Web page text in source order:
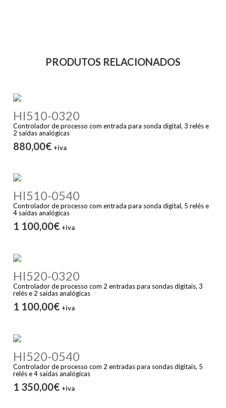
PRODUTOS RELACIONADOS
HI510-0320
Controlador de processo com entrada para sonda digital, 3 relés e
2 saídas analógicas
880,00€ +iva
HI510-0540
Controlador de processo com entrada para sonda digital, 5 relés e
4 saídas analógicas
1 100,00€ +iva
HI520-0320
Controlador de processo com 2 entradas para sondas digitais, 3
relés e 2 saídas analógicas
1 100,00€ +iva
HI520-0540
Controlador de processo com 2 entradas para sondas digitais, 5
relés e 4 saídas analógicas
1 350,00€ +iva